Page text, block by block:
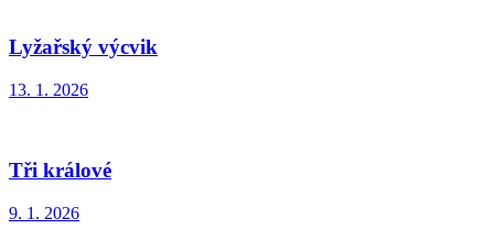
Lyžařský výcvik
13. 1. 2026
Tři králové
9. 1. 2026